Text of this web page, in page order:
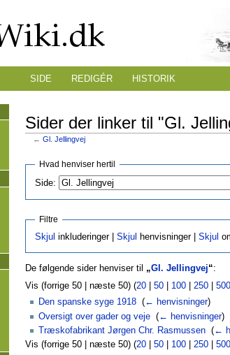
Sider der linker til "Gl.
← Gl. Jellingvej
Hvad henviser hertil
Side:
Filtre
Skjul inkluderinger | Skjul henvisninger | Skjul
De følgende sider henviser til „Gl. Jellingvej“:
Vis (forrige 50 | næste 50) (20 50 100 250 500
Den spanske syge 1918 ‎(← henvisninger)
Oversigt over gader og veje ‎(← henvisninger)
Træskofabrikant Jørgen Chr. Rasmussen ‎(←
Vis (forrige 50 | næste 50) (20 50 100 250 500
SIDE REDIGÉR HISTORIK